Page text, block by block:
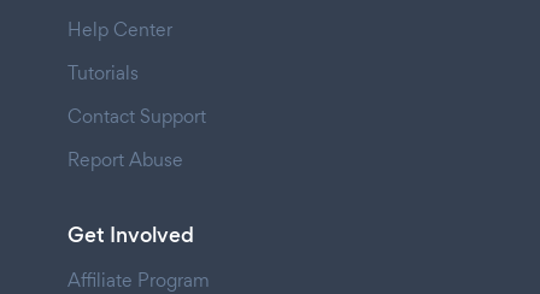
Help Center
Tutorials
Contact Support
Report Abuse
Get Involved
Affiliate Program